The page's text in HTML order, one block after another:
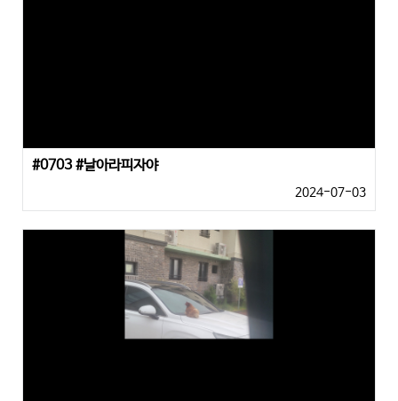
#0703 #날아라피자야
2024-07-03